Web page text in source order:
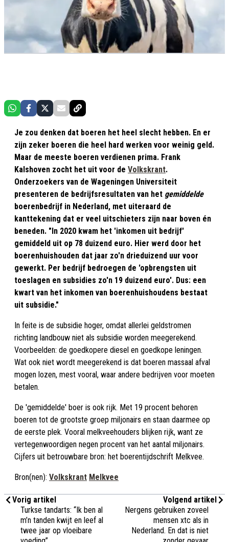
Je zou denken dat boeren het heel slecht hebben. En er
zijn zeker boeren die heel hard werken voor weinig geld.
Maar de meeste boeren verdienen prima. Frank
Kalshoven zocht het uit voor de Volkskrant.
Onderzoekers van de Wageningen Universiteit
presenteren de bedrijfsresultaten van het gemiddelde
boerenbedrijf in Nederland, met uiteraard de
kanttekening dat er veel uitschieters zijn naar boven én
beneden. "In 2020 kwam het 'inkomen uit bedrijf'
gemiddeld uit op 78 duizend euro. Hier werd door het
boerenhuishouden dat jaar zo'n drieduizend uur voor
gewerkt. Per bedrijf bedroegen de 'opbrengsten uit
toeslagen en subsidies zo'n 19 duizend euro'. Dus: een
kwart van het inkomen van boerenhuishoudens bestaat
uit subsidie."
In feite is de subsidie hoger, omdat allerlei geldstromen
richting landbouw niet als subsidie worden meegerekend.
Voorbeelden: de goedkopere diesel en goedkope leningen.
Wat ook niet wordt meegerekend is dat boeren massaal afval
mogen lozen, mest vooral, waar andere bedrijven voor moeten
betalen.
De 'gemiddelde' boer is ook rijk. Met 19 procent behoren
boeren tot de grootste groep miljonairs en staan daarmee op
de eerste plek. Vooral melkveehouders blijken rijk, want ze
vertegenwoordigen negen procent van het aantal miljonairs.
Cijfers uit betrouwbare bron: het boerentijdschrift Melkvee.
Bron(nen): Volkskrant Melkvee
Vorig artikel
Turkse tandarts: “Ik ben al
m’n tanden kwijt en leef al
twee jaar op vloeibare
Volgend artikel
Nergens gebruiken zoveel
mensen xtc als in
Nederland. En dat is niet